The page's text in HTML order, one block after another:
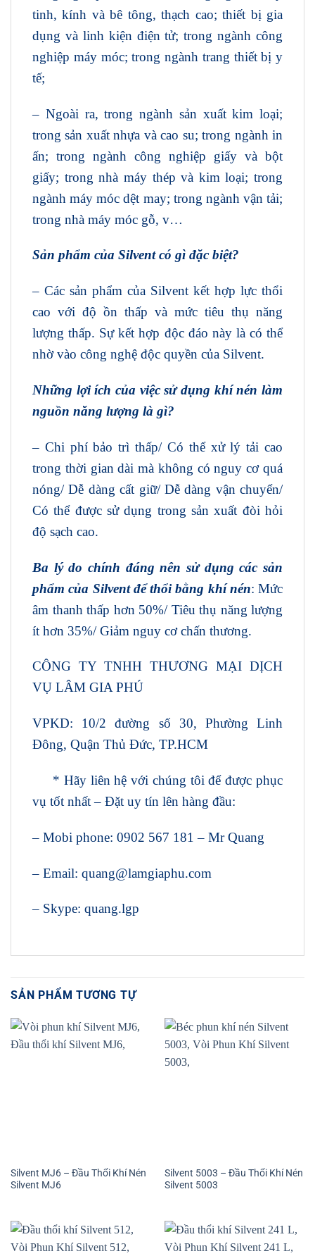
tinh, kính và bê tông, thạch cao; thiết bị gia
dụng và linh kiện điện tử; trong ngành công
nghiệp máy móc; trong ngành trang thiết bị y
tế;
– Ngoài ra, trong ngành sản xuất kim loại;
trong sản xuất nhựa và cao su; trong ngành in
ấn; trong ngành công nghiệp giấy và bột
giấy; trong nhà máy thép và kim loại; trong
ngành máy móc dệt may; trong ngành vận tải;
trong nhà máy móc gỗ, v…
Sản phẩm của Silvent có gì đặc biệt?
– Các sản phẩm của Silvent kết hợp lực thổi
cao với độ ồn thấp và mức tiêu thụ năng
lượng thấp. Sự kết hợp độc đáo này là có thể
nhờ vào công nghệ độc quyền của Silvent.
Những lợi ích của việc sử dụng khí nén làm
nguồn năng lượng là gì?
– Chi phí bảo trì thấp/ Có thể xử lý tải cao
trong thời gian dài mà không có nguy cơ quá
nóng/ Dễ dàng cất giữ/ Dễ dàng vận chuyển/
Có thể được sử dụng trong sản xuất đòi hỏi
độ sạch cao.
Ba lý do chính đáng nên sử dụng các sản
phẩm của Silvent để thổi bằng khí nén: Mức
âm thanh thấp hơn 50%/ Tiêu thụ năng lượng
ít hơn 35%/ Giảm nguy cơ chấn thương.
CÔNG TY TNHH THƯƠNG MẠI DỊCH
VỤ LÂM GIA PHÚ
VPKD: 10/2 đường số 30, Phường Linh
Đông, Quận Thủ Đức, TP.HCM
* Hãy liên hệ với chúng tôi để được phục
vụ tốt nhất – Đặt uy tín lên hàng đầu:
– Mobi phone: 0902 567 181 – Mr Quang
– Email: quang@lamgiaphu.com
– Skype: quang.lgp
SẢN PHẨM TƯƠNG TỰ
Silvent MJ6 – Đầu Thổi Khí Nén
Silvent MJ6
Silvent 5003 – Đầu Thổi Khí Nén
Silvent 5003